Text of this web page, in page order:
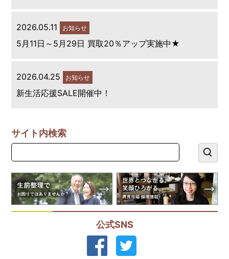
2026.05.11 お知らせ
5月11日～5月29日 買取20％アップ実施中★
2026.04.25 お知らせ
新生活応援SALE開催中！
サイト内検索
公式SNS